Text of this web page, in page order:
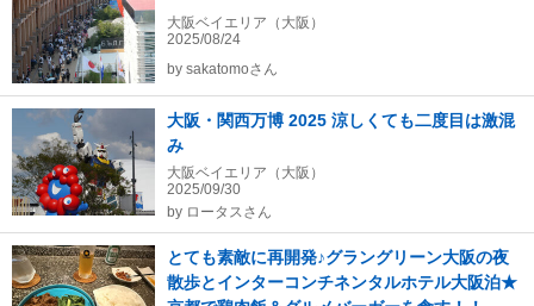
大阪ベイエリア（大阪）
2025/08/24
by sakatomoさん
大阪・関西万博 2025 涼しくても二度目は激混
み
大阪ベイエリア（大阪）
2025/09/30
by ロータスさん
とても素敵に再開発♪グラングリーン大阪の夜
散歩とインターコンチネンタルホテル大阪泊★